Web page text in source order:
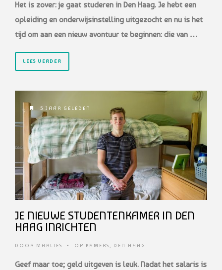
Het is zover: je gaat studeren in Den Haag. Je hebt een
opleiding en onderwijsinstelling uitgezocht en nu is het
tijd om aan een nieuw avontuur te beginnen: die van …
LEES VERDER
5 JAAR GELEDEN
JE NIEUWE STUDENTENKAMER IN DEN
HAAG INRICHTEN
DOOR MARLIES • OP KAMERS, DEN HAAG
Geef maar toe; geld uitgeven is leuk. Nadat het salaris is